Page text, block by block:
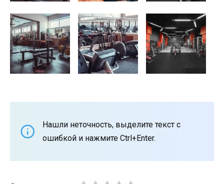
Нашли неточность, выделите текст с
ошибкой и нажмите Ctrl+Enter.